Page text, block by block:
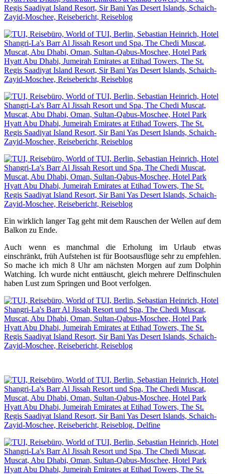
Ein wirklich langer Tag geht mit dem Rauschen der Wellen auf dem
Balkon zu Ende.
Auch wenn es manchmal die Erholung im Urlaub etwas
einschränkt, früh Aufstehen ist für Bootsausflüge sehr zu empfehlen.
So mache ich mich 8 Uhr am nächsten Morgen auf zum Dolphin
Watching. Ich wurde nicht enttäuscht, gleich mehrere Delfinschulen
haben Lust zum Springen und Boot verfolgen.